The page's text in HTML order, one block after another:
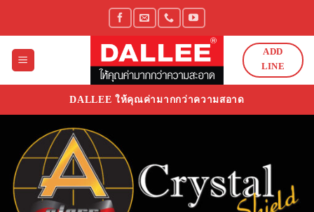
ADD
LINE
DALLEE ให้คุณค่ามากกว่าความสอาด